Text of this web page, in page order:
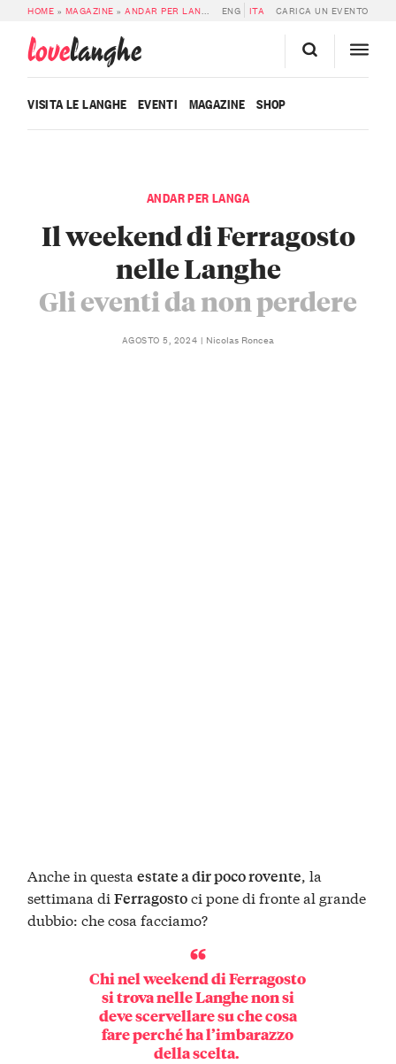
HOME » MAGAZINE »ANDAR PER LANGA »IL WEEKEND DI FERRAGOSTO
ENG ITA CARICA UN EVENTO
lovelanghe
VISITA LE LANGHE EVENTI MAGAZINE SHOP
ANDAR PER LANGA
Il weekend di Ferragosto
nelle Langhe
Gli eventi da non perdere
AGOSTO 5, 2024 Nicolas Roncea
Anche in questaestate a dir poco rovente, la
settimana diFerragostoci pone di fronte al grande
dubbio: che cosa facciamo?
Chi nel weekend di Ferragosto
si trova nelleLanghenon si
deve scervellare su che cosa
fare perché ha l’imbarazzo
della scelta.